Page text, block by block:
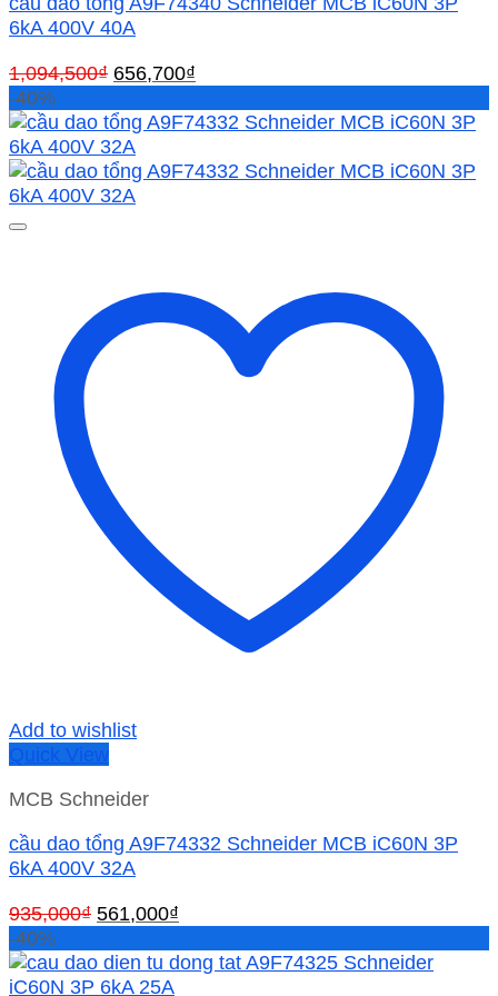
6kA 400V 40A
1,094,500₫ Giá
là:
1,094,500₫.
656,700₫
tại
656,700₫.
-40%
Add to wishlist
Quick View
MCB Schneider
cầu dao tổng A9F74332 Schneider MCB iC60N 3P
6kA 400V 32A
935,000₫ Giá
là:
935,000₫.
561,000₫
tại
-40%